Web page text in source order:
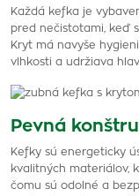
Každá kefka je
pred nečistotami, keď
Kryt má navyše
vlhkosti a udržiava
Pevná
Kefky sú energeticky
kvalitných materiálov,
čomu sú odolné a